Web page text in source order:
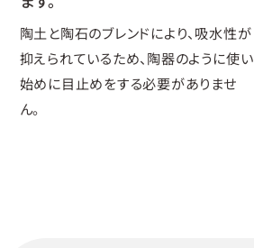
陶土と陶石のブレンドにより、吸水性が
抑えられているため、陶器のように使い
始めに目止めをする必要がありませ
ん。